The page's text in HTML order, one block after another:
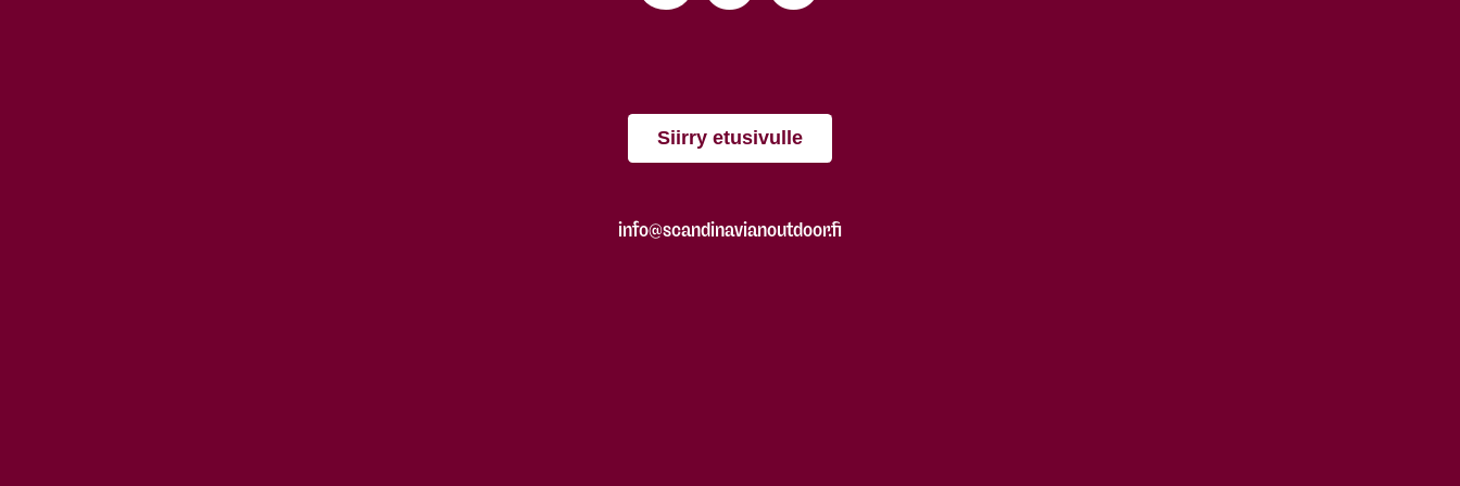
Siirry etusivulle
info@scandinavianoutdoor.fi